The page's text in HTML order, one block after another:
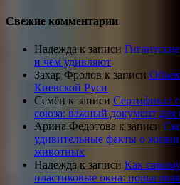
Свежие комментарии
Надежда к записи
и чем удивляют
Захар Фролов к записи
Киевской Руси
Семён к записи Сертификат
союза: важный документ для
Арина Федотова к записи
удивительные факты о
животных
Надежда к записи Как
пластиковые окна: